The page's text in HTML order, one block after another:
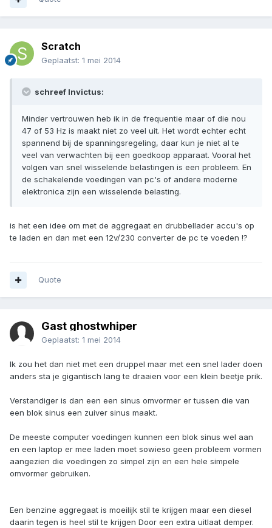
Scratch
Geplaatst: 1 mei 2014
schreef Invictus:
Minder vertrouwen heb ik in de frequentie maar of die nou
47 of 53 Hz is maakt niet zo veel uit. Het wordt echter echt
spannend bij de spanningsregeling, daar kun je niet al te
veel van verwachten bij een goedkoop apparaat. Vooral het
volgen van snel wisselende belastingen is een probleem. En
de schakelende voedingen van pc's of andere moderne
elektronica zijn een wisselende belasting.
is het een idee om met de aggregaat en drubbellader accu's op
te laden en dan met een 12v/230 converter de pc te voeden !?
Quote
Gast ghostwhiper
Geplaatst: 1 mei 2014
Ik zou het dan niet met een druppel maar met een snel lader doen
anders sta je gigantisch lang te draaien voor een klein beetje prik.
Verstandiger is dan een een sinus omvormer er tussen die van
een blok sinus een zuiver sinus maakt.
De meeste computer voedingen kunnen een blok sinus wel aan
en een laptop er mee laden moet sowieso geen probleem vormen
aangezien die voedingen zo simpel zijn en een hele simpele
omvormer gebruiken.
Een benzine aggregaat is moeilijk stil te krijgen maar een diesel
daarin tegen is heel stil te krijgen Door een extra uitlaat demper.